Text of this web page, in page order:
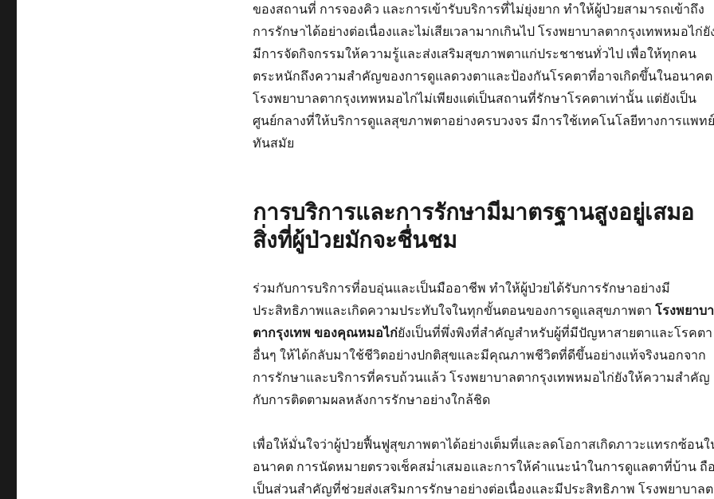
ของสถานที่ การจองคิว และการเข้ารับบริการที่ไม่ยุ่งยาก ทำให้ผู้ป่วยสามารถเข้าถึง
การรักษาได้อย่างต่อเนื่องและไม่เสียเวลามากเกินไป โรงพยาบาลตากรุงเทพหมอไก่ยั
มีการจัดกิจกรรมให้ความรู้และส่งเสริมสุขภาพตาแก่ประชาชนทั่วไป เพื่อให้ทุกคน
ตระหนักถึงความสำคัญของการดูแลดวงตาและป้องกันโรคตาที่อาจเกิดขึ้นในอนาคต
โรงพยาบาลตากรุงเทพหมอไก่ไม่เพียงแต่เป็นสถานที่รักษาโรคตาเท่านั้น แต่ยังเป็น
ศูนย์กลางที่ให้บริการดูแลสุขภาพตาอย่างครบวงจร มีการใช้เทคโนโลยีทางการแพท
ทันสมัย
การบริการและการรักษามีมาตรฐานสูงอยู่เสมอ
สิ่งที่ผู้ป่วยมักจะชื่นชม
ร่วมกับการบริการที่อบอุ่นและเป็นมืออาชีพ ทำให้ผู้ป่วยได้รับการรักษาอย่างมี
ประสิทธิภาพและเกิดความประทับใจในทุกขั้นตอนของการดูแลสุขภาพตา โรงพยาบ
ตากรุงเทพ ของคุณหมอไก่ยังเป็นที่พึ่งพิงที่สำคัญสำหรับผู้ที่มีปัญหาสายตาและโรคตา
อื่นๆ ให้ได้กลับมาใช้ชีวิตอย่างปกติสุขและมีคุณภาพชีวิตที่ดีขึ้นอย่างแท้จริงนอกจาก
การรักษาและบริการที่ครบถ้วนแล้ว โรงพยาบาลตากรุงเทพหมอไก่ยังให้ความสำคัญ
กับการติดตามผลหลังการรักษาอย่างใกล้ชิด
เพื่อให้มั่นใจว่าผู้ป่วยฟื้นฟูสุขภาพตาได้อย่างเต็มที่และลดโอกาสเกิดภาวะแทรกซ้อนใ
อนาคต การนัดหมายตรวจเช็คสม่ำเสมอและการให้คำแนะนำในการดูแลตาที่บ้าน ถื
เป็นส่วนสำคัญที่ช่วยส่งเสริมการรักษาอย่างต่อเนื่องและมีประสิทธิภาพ โรงพยาบาล